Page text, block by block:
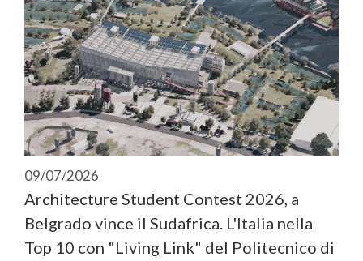
09/07/2026
Architecture Student Contest 2026, a
Belgrado vince il Sudafrica. L'Italia nella
Top 10 con "Living Link" del Politecnico di